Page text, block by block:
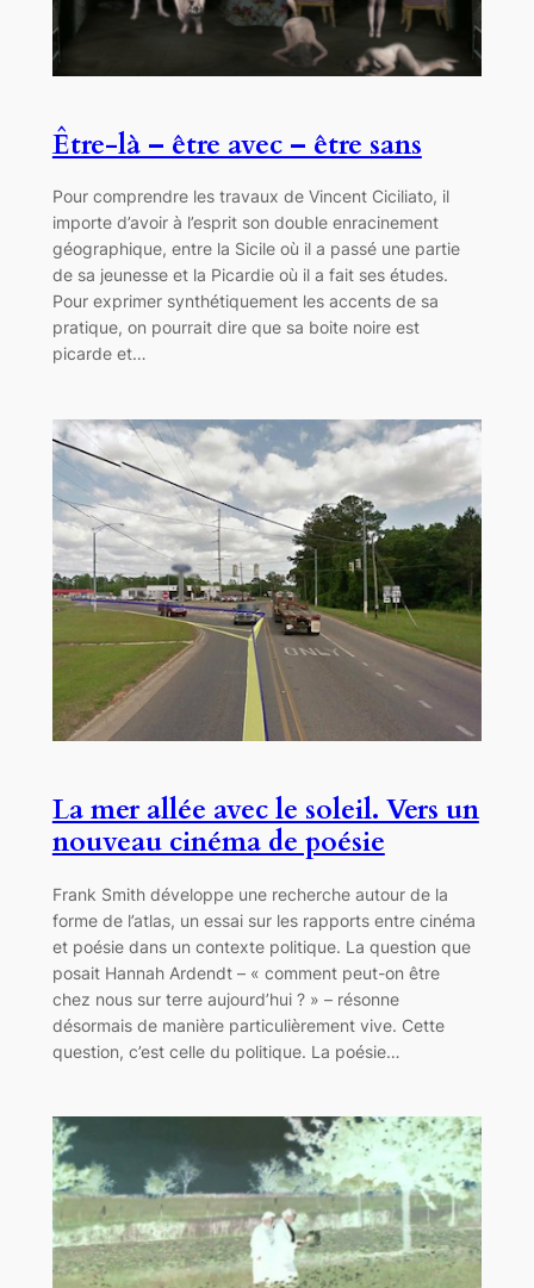
Être-là – être avec – être sans
Pour comprendre les travaux de Vincent Ciciliato, il
importe d’avoir à l’esprit son double enracinement
géographique, entre la Sicile où il a passé une partie
de sa jeunesse et la Picardie où il a fait ses études.
Pour exprimer synthétiquement les accents de sa
pratique, on pourrait dire que sa boite noire est
picarde et…
La mer allée avec le soleil. Vers un
nouveau cinéma de poésie
Frank Smith développe une recherche autour de la
forme de l’atlas, un essai sur les rapports entre cinéma
et poésie dans un contexte politique. La question que
posait Hannah Ardendt – « comment peut-on être
chez nous sur terre aujourd’hui ? » – résonne
désormais de manière particulièrement vive. Cette
question, c’est celle du politique. La poésie…